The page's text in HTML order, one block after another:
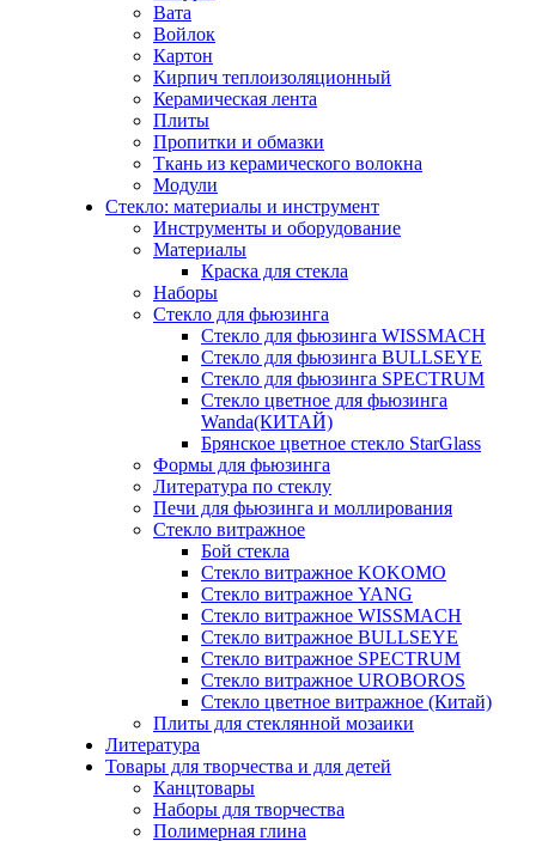
Вата
Войлок
Картон
Кирпич теплоизоляционный
Керамическая лента
Плиты
Пропитки и обмазки
Ткань из керамического волокна
Модули
Стекло: материалы и инструмент
Инструменты и оборудование
Материалы
Краска для стекла
Наборы
Стекло для фьюзинга
Стекло для фьюзинга WISSMACH
Стекло для фьюзинга BULLSEYE
Стекло для фьюзинга SPECTRUM
Стекло цветное для фьюзинга
Wanda(КИТАЙ)
Брянское цветное стекло StarGlass
Формы для фьюзинга
Литература по стеклу
Печи для фьюзинга и моллирования
Стекло витражное
Бой стекла
Стекло витражное KOKOMO
Стекло витражное YANG
Стекло витражное WISSMACH
Стекло витражное BULLSEYE
Стекло витражное SPECTRUM
Стекло витражное UROBOROS
Стекло цветное витражное (Китай)
Плиты для стеклянной мозаики
Литература
Товары для творчества и для детей
Канцтовары
Наборы для творчества
Полимерная глина